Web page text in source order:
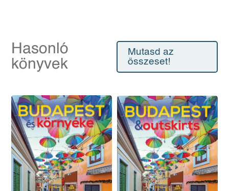
Hasonló
könyvek
Mutasd az
összeset!